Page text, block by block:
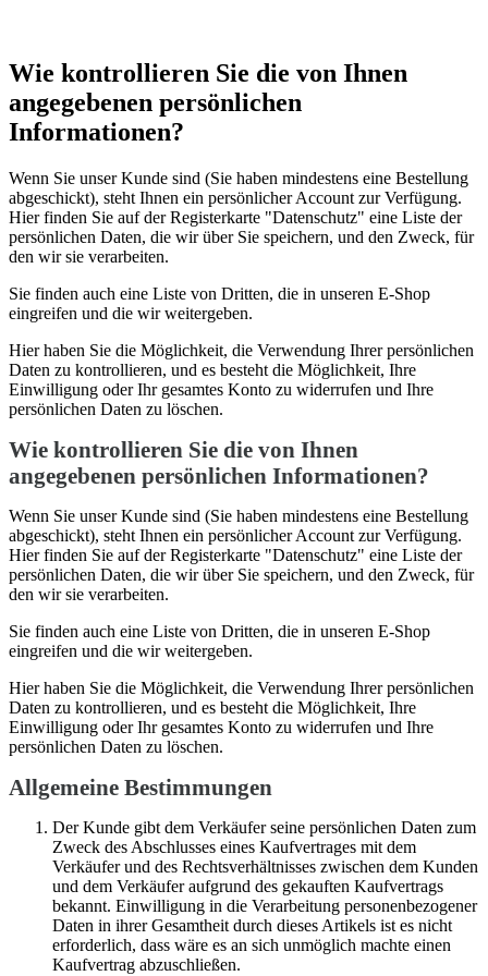
Wie kontrollieren Sie die von Ihnen
angegebenen persönlichen
Informationen?
Wenn Sie unser Kunde sind (Sie haben mindestens eine Bestellung
abgeschickt), steht Ihnen ein persönlicher Account zur Verfügung.
Hier finden Sie auf der Registerkarte "Datenschutz" eine Liste der
persönlichen Daten, die wir über Sie speichern, und den Zweck, für
den wir sie verarbeiten.
Sie finden auch eine Liste von Dritten, die in unseren E-Shop
eingreifen und die wir weitergeben.
Hier haben Sie die Möglichkeit, die Verwendung Ihrer persönlichen
Daten zu kontrollieren, und es besteht die Möglichkeit, Ihre
Einwilligung oder Ihr gesamtes Konto zu widerrufen und Ihre
persönlichen Daten zu löschen.
Wie kontrollieren Sie die von Ihnen
angegebenen persönlichen Informationen?
Wenn Sie unser Kunde sind (Sie haben mindestens eine Bestellung
abgeschickt), steht Ihnen ein persönlicher Account zur Verfügung.
Hier finden Sie auf der Registerkarte "Datenschutz" eine Liste der
persönlichen Daten, die wir über Sie speichern, und den Zweck, für
den wir sie verarbeiten.
Sie finden auch eine Liste von Dritten, die in unseren E-Shop
eingreifen und die wir weitergeben.
Hier haben Sie die Möglichkeit, die Verwendung Ihrer persönlichen
Daten zu kontrollieren, und es besteht die Möglichkeit, Ihre
Einwilligung oder Ihr gesamtes Konto zu widerrufen und Ihre
persönlichen Daten zu löschen.
Allgemeine Bestimmungen
Der Kunde gibt dem Verkäufer seine persönlichen Daten zum
Zweck des Abschlusses eines Kaufvertrages mit dem
Verkäufer und des Rechtsverhältnisses zwischen dem Kunden
und dem Verkäufer aufgrund des gekauften Kaufvertrags
bekannt. Einwilligung in die Verarbeitung personenbezogener
Daten in ihrer Gesamtheit durch dieses Artikels ist es nicht
erforderlich, dass wäre es an sich unmöglich machte einen
Kaufvertrag abzuschließen.